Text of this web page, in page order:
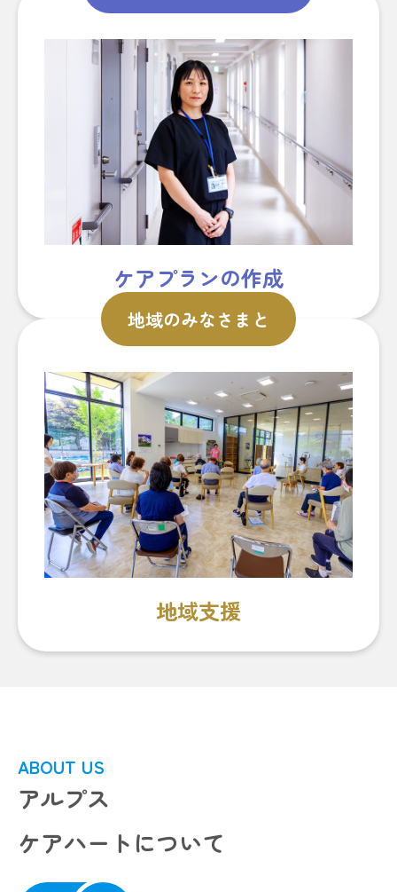
ケアプランの作成
地域のみなさまと
地域支援
ABOUT US
アルプス
ケアハートについて